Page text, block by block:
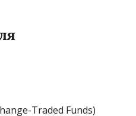
Traded Funds)